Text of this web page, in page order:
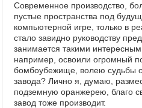
Современное производство,
пустые пространства под
компьютерной игре, только в
стало завидно руководству
занимается такими
например, освоили огромный
бомбоубежище, волею судьбы
завода? Лично я, думаю,
подземную оранжерею, благо
завод тоже производит.